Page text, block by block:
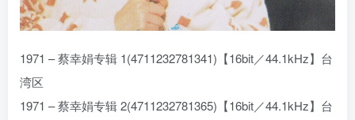
1971 – 蔡幸娟专辑 1(4711232781341)【16bit／44.1kHz】台
湾区
1971 – 蔡幸娟专辑 2(4711232781365)【16bit／44.1kHz】台